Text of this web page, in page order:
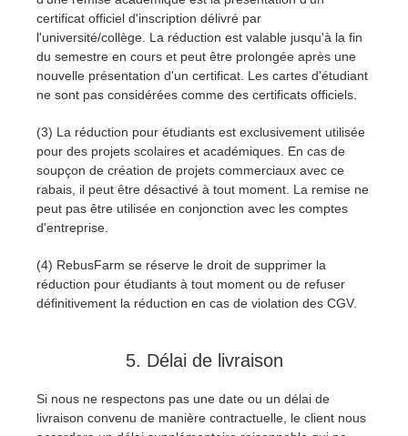
certificat officiel d'inscription délivré par
l'université/collège. La réduction est valable jusqu'à la fin
du semestre en cours et peut être prolongée après une
nouvelle présentation d'un certificat. Les cartes d'étudiant
ne sont pas considérées comme des certificats officiels.
(3) La réduction pour étudiants est exclusivement utilisée
pour des projets scolaires et académiques. En cas de
soupçon de création de projets commerciaux avec ce
rabais, il peut être désactivé à tout moment. La remise ne
peut pas être utilisée en conjonction avec les comptes
d'entreprise.
(4) RebusFarm se réserve le droit de supprimer la
réduction pour étudiants à tout moment ou de refuser
définitivement la réduction en cas de violation des CGV.
5. Délai de livraison
Si nous ne respectons pas une date ou un délai de
livraison convenu de manière contractuelle, le client nous